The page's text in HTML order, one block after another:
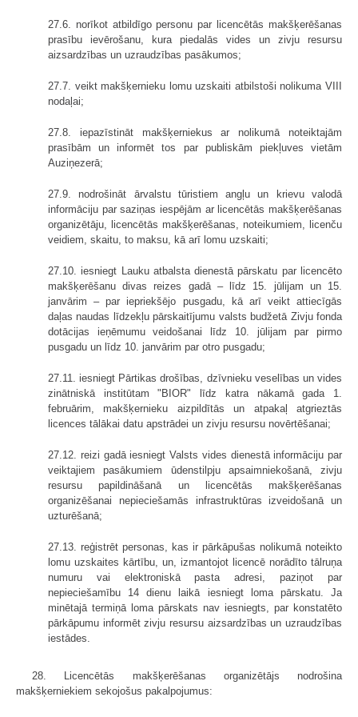
27.6. norīkot atbildīgo personu par licencētās makšķerēšanas
prasību ievērošanu, kura piedalās vides un zivju resursu
aizsardzības un uzraudzības pasākumos;
27.7. veikt makšķernieku lomu uzskaiti atbilstoši nolikuma VIII
nodaļai;
27.8. iepazīstināt makšķerniekus ar nolikumā noteiktajām
prasībām un informēt tos par publiskām piekļuves vietām
Auziņezerā;
27.9. nodrošināt ārvalstu tūristiem angļu un krievu valodā
informāciju par saziņas iespējām ar licencētās makšķerēšanas
organizētāju, licencētās makšķerēšanas, noteikumiem, licenču
veidiem, skaitu, to maksu, kā arī lomu uzskaiti;
27.10. iesniegt Lauku atbalsta dienestā pārskatu par licencēto
makšķerēšanu divas reizes gadā – līdz 15. jūlijam un 15.
janvārim – par iepriekšējo pusgadu, kā arī veikt attiecīgās
daļas naudas līdzekļu pārskaitījumu valsts budžetā Zivju fonda
dotācijas ieņēmumu veidošanai līdz 10. jūlijam par pirmo
pusgadu un līdz 10. janvārim par otro pusgadu;
27.11. iesniegt Pārtikas drošības, dzīvnieku veselības un vides
zinātniskā institūtam "BIOR" līdz katra nākamā gada 1.
februārim, makšķernieku aizpildītās un atpakaļ atgrieztās
licences tālākai datu apstrādei un zivju resursu novērtēšanai;
27.12. reizi gadā iesniegt Valsts vides dienestā informāciju par
veiktajiem pasākumiem ūdenstilpju apsaimniekošanā, zivju
resursu papildināšanā un licencētās makšķerēšanas
organizēšanai nepieciešamās infrastruktūras izveidošanā un
uzturēšanā;
27.13. reģistrēt personas, kas ir pārkāpušas nolikumā noteikto
lomu uzskaites kārtību, un, izmantojot licencē norādīto tālruņa
numuru vai elektroniskā pasta adresi, paziņot par
nepieciešamību 14 dienu laikā iesniegt loma pārskatu. Ja
minētajā termiņā loma pārskats nav iesniegts, par konstatēto
pārkāpumu informēt zivju resursu aizsardzības un uzraudzības
iestādes.
28. Licencētās makšķerēšanas organizētājs nodrošina
makšķerniekiem sekojošus pakalpojumus: